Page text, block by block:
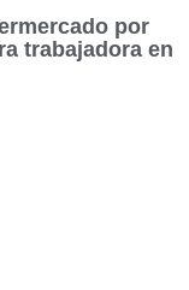
por
trabajadora en